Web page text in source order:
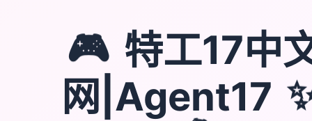
🎮 特工17中
网|Agent17